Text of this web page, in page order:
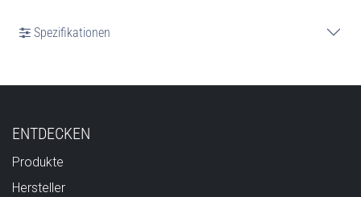
Spezifikationen
ENTDECKEN
Produkte
Hersteller